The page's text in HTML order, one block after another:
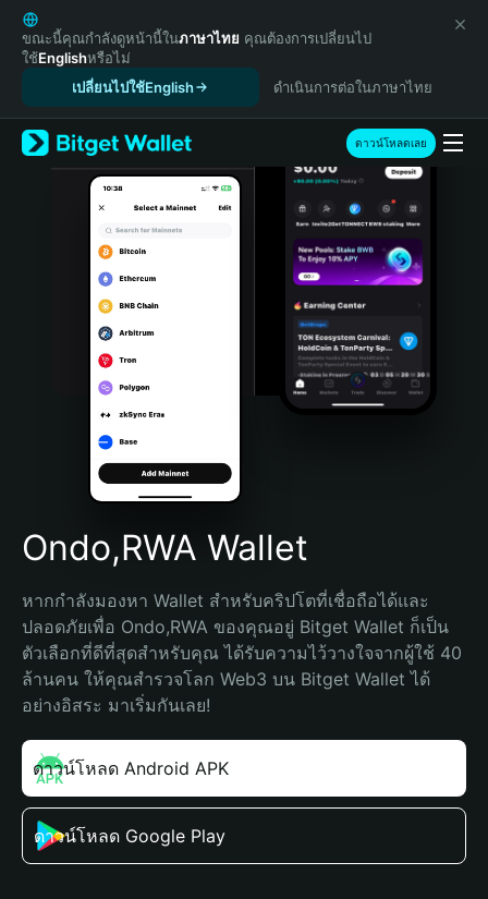
English
日本語
Tiếng Việt
Español (Latinoamérica)
Türkçe
Italiano
Português (Portugal)
Bahasa Indonesia
Português (Brasil)
Español (Argentina)
ขณะนี้คุณกำลังดูหน้านี้ในภาษาไทย คุณต้องการเปลี่ยนไป
ใช้Englishหรือไม่
เปลี่ยนไปใช้English
ดำเนินการต่อในภาษาไทย
ดาวน์โหลดเลย
Ondo,RWA Wallet
หากกำลังมองหา Wallet สำหรับคริปโตที่เชื่อถือได้และ
ปลอดภัยเพื่อ Ondo,RWA ของคุณอยู่ Bitget Wallet ก็เป็น
ตัวเลือกที่ดีที่สุดสำหรับคุณ ได้รับความไว้วางใจจากผู้ใช้ 40
ล้านคน ให้คุณสำรวจโลก Web3 บน Bitget Wallet ได้
อย่างอิสระ มาเริ่มกันเลย!
ดาวน์โหลด Android APK
ดาวน์โหลด Google Play